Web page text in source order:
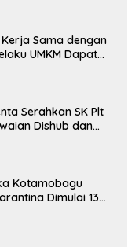
Sama dengan
UMKM Dapat
Serahkan SK Plt
Dishub dan
Kotamobagu
Dimulai 13